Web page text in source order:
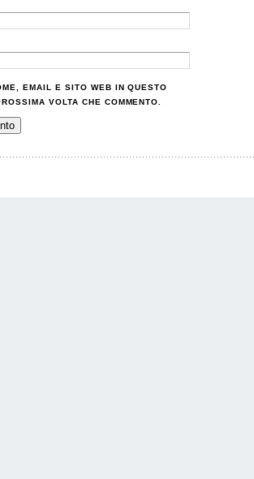
EMAIL E SITO WEB IN QUESTO
VOLTA CHE COMMENTO.